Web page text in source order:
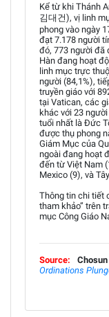
Kể từ khi Thánh
김대건), vị linh
phong vào ngày
đạt 7.178 người
đó, 773 người đã
Hàn đang hoạt
linh mục trực
người (84,1%),
truyền giáo với
tại Vatican, các
khác với 23
tuổi nhất là Đức
được thụ phong
Giám Mục của
ngoài đang hoạt
đến từ Việt Nam
Mexico (9), và
Thông tin chi tiết
tham khảo” trên
mục Công Giáo
Source: Chosun
Ordinations